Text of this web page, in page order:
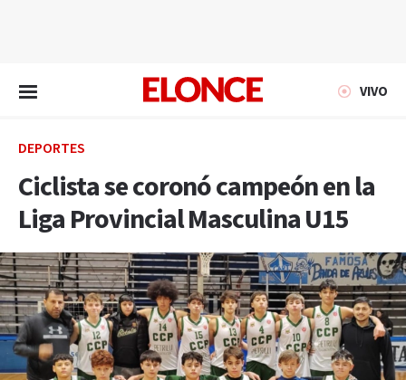
VIVO
DEPORTES
Ciclista se coronó campeón en la
Liga Provincial Masculina U15